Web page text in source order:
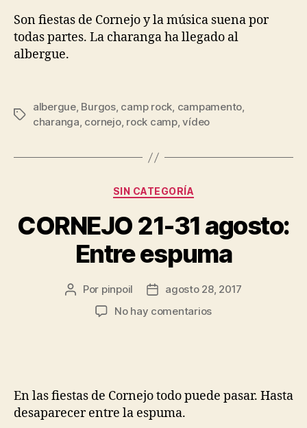
Son fiestas de Cornejo y la música suena por
todas partes. La charanga ha llegado al
albergue.
albergue, Burgos, camp rock, campamento,
charanga, cornejo, rock camp,vídeo
SIN CATEGORÍA
CORNEJO 21-31 agosto:
Entre espuma
Por pinpoil
agosto 28, 2017
No hay comentarios
En las fiestas de Cornejo todo puede pasar. Hasta
desaparecer entre la espuma.